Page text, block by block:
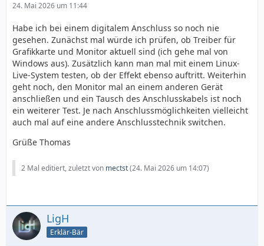
24. Mai 2026 um 11:44
Habe ich bei einem digitalem Anschluss so noch nie
gesehen. Zunächst mal würde ich prüfen, ob Treiber für
Grafikkarte und Monitor aktuell sind (ich gehe mal von
Windows aus). Zusätzlich kann man mal mit einem Linux-
Live-System testen, ob der Effekt ebenso auftritt. Weiterhin
geht noch, den Monitor mal an einem anderen Gerät
anschließen und ein Tausch des Anschlusskabels ist noch
ein weiterer Test. Je nach Anschlussmöglichkeiten vielleicht
auch mal auf eine andere Anschlusstechnik switchen.
Grüße Thomas
2 Mal editiert, zuletzt von mectst(24. Mai 2026 um 14:07)
LigH
Erklär-Bär